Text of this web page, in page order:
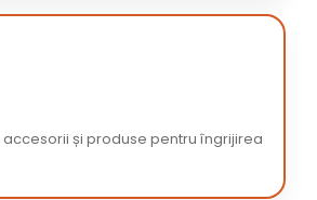
și produse pentru îngrijirea